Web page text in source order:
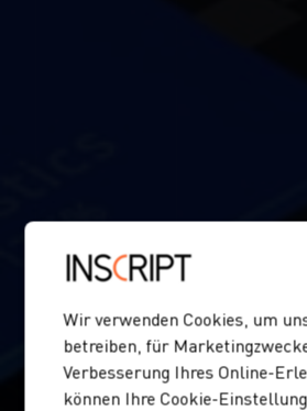
Wir verwenden Cookies, um
betreiben, für
Verbesserung Ihres Online-
können Ihre Cookie-